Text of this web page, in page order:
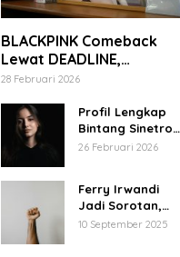
BLACKPINK Comeback
Lewat DEADLINE,
YouTube Tembus 100
28 Februari 2026
Profil Lengkap
Bintang Sinetron
Mencintai Ipar
26 Februari 2026
Ferry Irwandi
Jadi Sorotan,
Begini Latar
10 September 2025